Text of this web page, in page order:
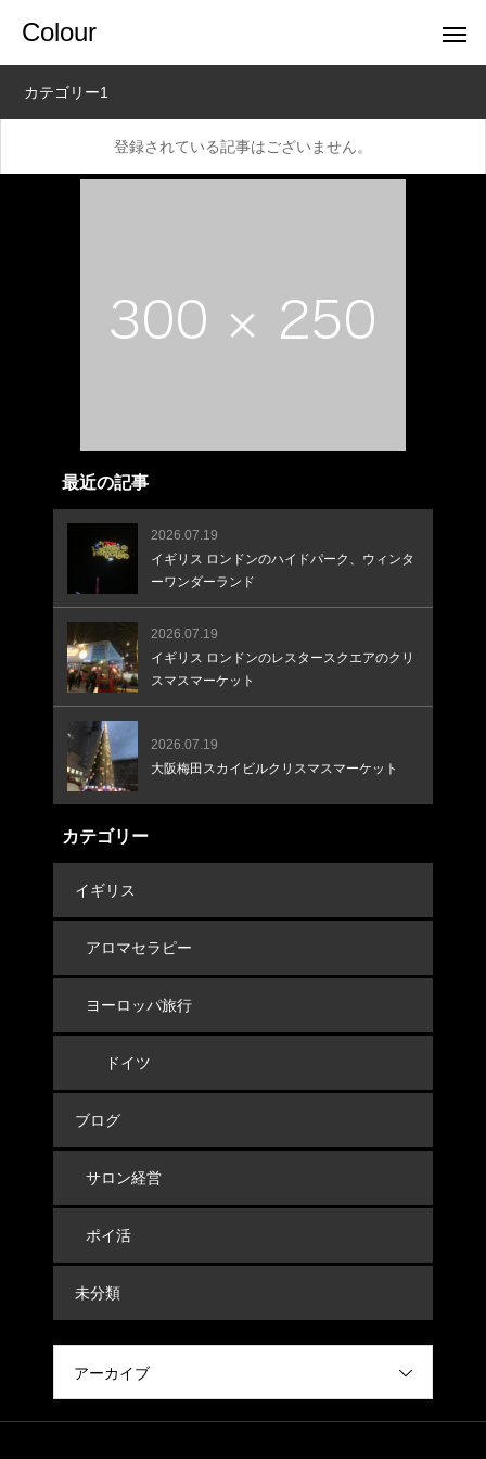
Colour
カテゴリー1
登録されている記事はございません。
最近の記事
2026.07.19
イギリス ロンドンのハイドパーク、ウィンタ
ーワンダーランド
2026.07.19
イギリス ロンドンのレスタースクエアのクリ
スマスマーケット
2026.07.19
大阪梅田スカイビルクリスマスマーケット
カテゴリー
イギリス
アロマセラピー
ヨーロッパ旅行
ドイツ
ブログ
サロン経営
ポイ活
未分類
アーカイブ